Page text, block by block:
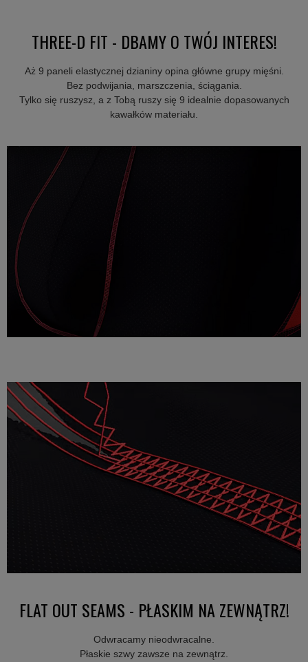
THREE-D FIT - DBAMY O TWÓJ INTERES!
Aż 9 paneli elastycznej dzianiny opina główne grupy mięśni.
Bez podwijania, marszczenia, ściągania.
Tylko się ruszysz, a z Tobą ruszy się 9 idealnie dopasowanych
kawałków materiału.
FLAT OUT SEAMS - PŁASKIM NA ZEWNĄTRZ!
Odwracamy nieodwracalne.
Płaskie szwy zawsze na zewnątrz.